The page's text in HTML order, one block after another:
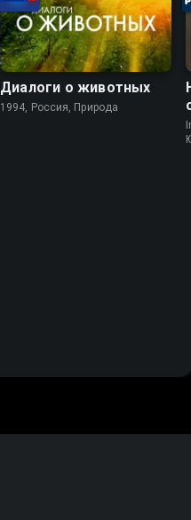
Диалоги о животных
1994, Россия, Природа